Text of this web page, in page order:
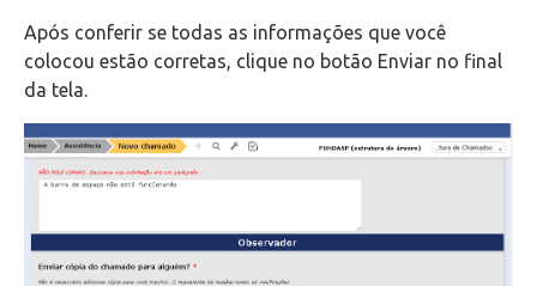
Após conferir se todas as informações que você
colocou estão corretas, clique no botão Enviar no final
da tela.